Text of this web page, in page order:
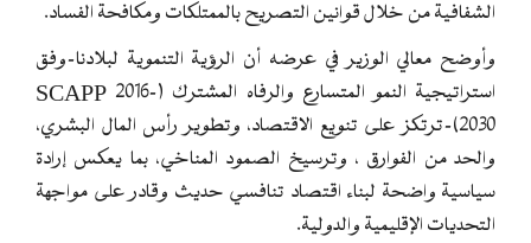
الشفافية من خلال قوانين التصريح بالممتلكات ومكافحة الفساد.
وأوضح معالي الوزير في عرضه أن الرؤية التنموية لبلادنا—وفق
استراتيجية النمو المتسارع والرفاه المشترك (SCAPP 2016–
2030)—ترتكز على تنويع الاقتصاد، وتطوير رأس المال البشري،
والحد من الفوارق ، وترسيخ الصمود المناخي، بما يعكس إرادة
سياسية واضحة لبناء اقتصاد تنافسي حديث وقادر على مواجهة
التحديات الإقليمية والدولية.